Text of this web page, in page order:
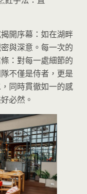
開序幕：如在湖畔
與深意。每一次的
：對每一處細節的
不僅是侍者，更是
同時貫徹如一的感
必然。